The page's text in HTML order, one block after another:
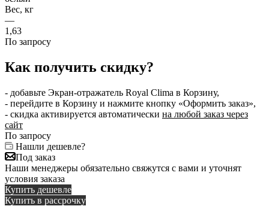
Вес, кг
—
1,63
По запросу
Как получить скидку?
- добавьте Экран-отражатель Royal Clima в Корзину,
- перейдите в Корзину и нажмите кнопку «Оформить заказ»,
- скидка активируется автоматически на любой заказ через
сайт
По запросу
Нашли дешевле?
Под заказ
Наши менеджеры обязательно свяжутся с вами и уточнят
условия заказа
Купить дешевле
Купить в рассрочку